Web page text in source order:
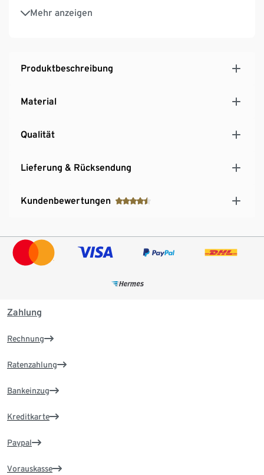
Mehr anzeigen
Dicke Motivschablonen verhindern Einschneiden
beim Basteln
Schablonen mit Papier
Produktbeschreibung
Material
Qualität
Lieferung & Rücksendung
Kundenbewertungen
Zahlung
Rechnung
Ratenzahlung
Bankeinzug
Kreditkarte
Paypal
Vorauskasse